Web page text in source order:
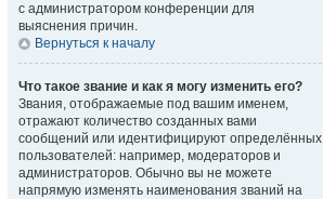
с администратором конференции для
выяснения причин.
Вернуться к началу
Что такое звание и как я могу изменить его?
Звания, отображаемые под вашим именем,
отражают количество созданных вами
сообщений или идентифицируют определённых
пользователей: например, модераторов и
администраторов. Обычно вы не можете
напрямую изменять наименования званий на